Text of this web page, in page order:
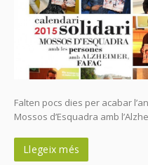
Falten pocs dies per acabar
Mossos d’Esquadra amb
Llegeix més